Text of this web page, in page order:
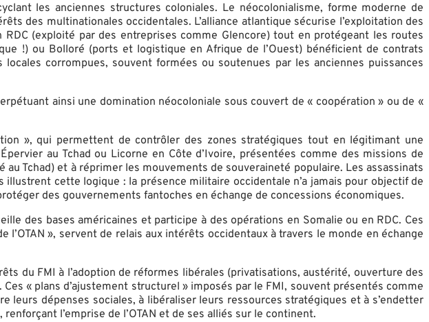
les anciennes structures coloniales. Le néocolonialisme, forme moderne de
des multinationales occidentales. L’alliance atlantique sécurise l’exploitation des
(exploité par des entreprises comme Glencore) tout en protégeant les routes
!) ou Bolloré (ports et logistique en Afrique de l’Ouest) bénéficient de contrats
corrompues, souvent formées ou soutenues par les anciennes puissances
ainsi une domination néocoloniale sous couvert de « coopération » ou de «
», qui permettent de contrôler des zones stratégiques tout en légitimant une
au Tchad ou Licorne en Côte d’Ivoire, présentées comme des missions de
Tchad) et à réprimer les mouvements de souveraineté populaire. Les assassinats
cette logique : la présence militaire occidentale n’a jamais pour objectif de
des gouvernements fantoches en échange de concessions économiques.
des bases américaines et participe à des opérations en Somalie ou en RDC. Ces
», servent de relais aux intérêts occidentaux à travers le monde en échange
du FMI à l’adoption de réformes libérales (privatisations, austérité, ouverture des
« plans d’ajustement structurel » imposés par le FMI, souvent présentés comme
dépenses sociales, à libéraliser leurs ressources stratégiques et à s’endetter
l’emprise de l’OTAN et de ses alliés sur le continent.